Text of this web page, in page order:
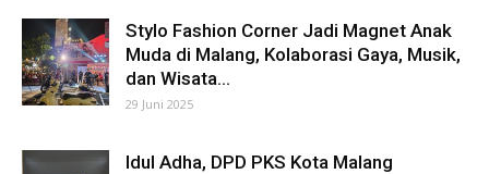
Stylo Fashion Corner Jadi Magnet Anak
Muda di Malang, Kolaborasi Gaya, Musik,
dan Wisata...
29 Juni 2025
Idul Adha, DPD PKS Kota Malang